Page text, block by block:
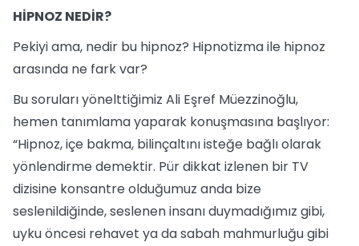
HİPNOZ NEDİR?
Pekiyi ama, nedir bu hipnoz? Hipnotizma ile hipnoz
arasında ne fark var?
Bu soruları yönelttiğimiz Ali Eşref Müezzinoğlu,
hemen tanımlama yaparak konuşmasına başlıyor:
“Hipnoz, içe bakma, bilinçaltını isteğe bağlı olarak
yönlendirme demektir. Pür dikkat izlenen bir TV
dizisine konsantre olduğumuz anda bize
seslenildiğinde, seslenen insanı duymadığımız gibi,
uyku öncesi rehavet ya da sabah mahmurluğu gibi